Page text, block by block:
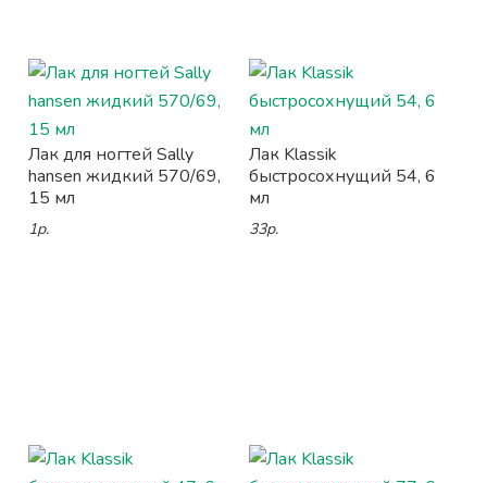
Лак для ногтей Sally
hansen жидкий 570/69,
15 мл
1р.
Лак Klassik
быстросохнущий 54, 6
мл
33р.